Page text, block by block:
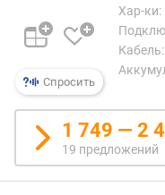
(
г
к
о
н
с
т
Спросить
Хар-ки:
Кабель:
1 749 — 2
19 предложений